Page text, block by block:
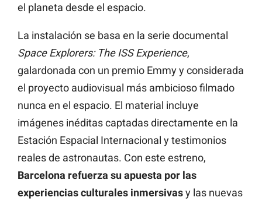
el planeta desde el espacio.
La instalación se basa en la serie documental
Space Explorers: The ISS Experience,
galardonada con un premio Emmy y considerada
el proyecto audiovisual más ambicioso filmado
nunca en el espacio. El material incluye
imágenes inéditas captadas directamente en la
Estación Espacial Internacional y testimonios
reales de astronautas. Con este estreno,
Barcelona refuerza su apuesta por las
experiencias culturales inmersivasy las nuevas